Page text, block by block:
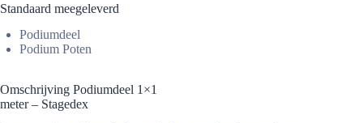
Standaard meegeleverd
Podiumdeel
Podium Poten
Omschrijving Podiumdeel 1×1
meter – Stagedex